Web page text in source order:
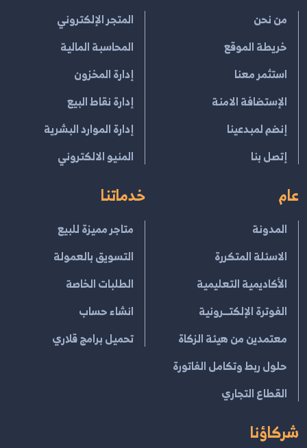
من نحن
خريطة الموقع
استثمر معنا
الإستضافة الامنة
إنضم لمبدعينا
إتصل بنا
المتجر الإلكتروني
المحاسبة المالية
إدارة المخزون
إدارة نقاط البيع
إدارة الموارد البشرية
المنيو الالكتروني
عام
المدونة
الاسئلة المتكررة
الأكاديمية التعليمية
الفوترة الإلكتــرونية
معتمدين من هيئة الزكاة
حلول ربط وتكامل الفاتورة
القطاع التجاري
خدماتنا
متاجر مميزة للبيع
التسويق بالعمولة
الطلبات الخاصة
انشاء حساب
تحميل برامج قلاري
شركاؤنا